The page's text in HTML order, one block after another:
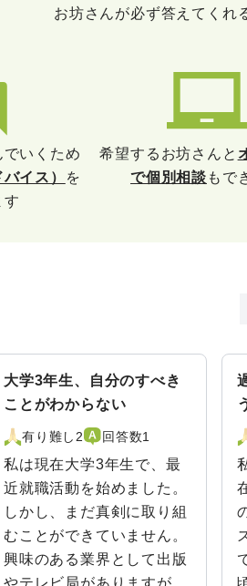
お坊さんが必ず答えてくれ
いくため
イス）
を
す
希望するお坊さんと
で個別相談 もで
大学3年生、自分のすべき
ことがわからない
有り難し2 回答数1
私は現在大学3年生で、最
近就職活動を始めました。
しかし、まだ真剣に取り組
むことができていません。
興味のある業界として出版